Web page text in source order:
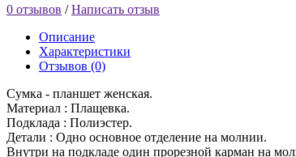
0 отзывов /Написать отзыв
Описание
Характеристики
Отзывов (0)
Сумка - планшет женская.
Материал : Плащевка.
Подклада : Полиэстер.
Детали : Одно основное отделение на молнии.
Внутри на подкладе один прорезной карман на